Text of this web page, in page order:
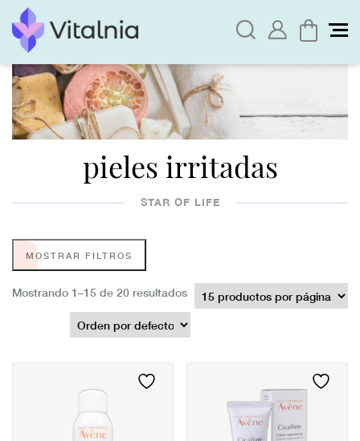
pieles irritadas
STAR OF LIFE
MOSTRAR FILTROS
Mostrando 1–15 de 20 resultados